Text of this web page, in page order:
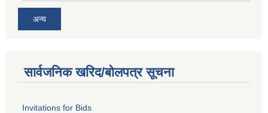
अन्य
सार्वजनिक खरिद/बोलपत्र सूचना
Invitations for Bids